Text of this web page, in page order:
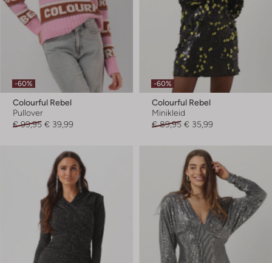
-60%
Colourful Rebel
Pullover
€ 99,95 € 39,99
-60%
Colourful Rebel
Minikleid
€ 89,95 € 35,99